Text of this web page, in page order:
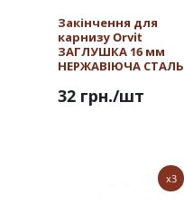
Закінчення для
карнизу Orvit
ЗАГЛУШКА 16 мм
НЕРЖАВІЮЧА СТАЛЬ
32 грн./шт
x3